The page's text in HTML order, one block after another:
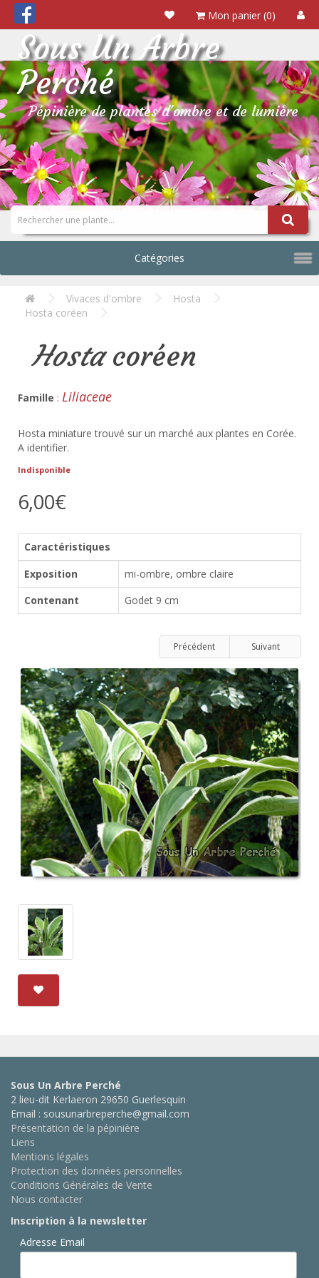
Mon panier (0)
Sous Un Arbre
Perché
Pépinière de plantes d'ombre et de lumière
Catégories
Vivaces d'ombre
Hosta
Hosta coréen
Hostacoréen
Famille : Liliaceae
Hosta miniature trouvé sur un marché aux plantes en Corée.
A identifier.
Indisponible
6,00€
Caractéristiques
Exposition
mi-ombre, ombre claire
Contenant
Godet 9 cm
Précédent Suivant
Sous Un Arbre Perché
2 lieu-dit Kerlaeron 29650 Guerlesquin
Email : sousunarbreperche@gmail.com
Présentation de la pépinière
Liens
Mentions légales
Protection des données personnelles
Conditions Générales de Vente
Nous contacter
Inscription à la newsletter
Adresse Email